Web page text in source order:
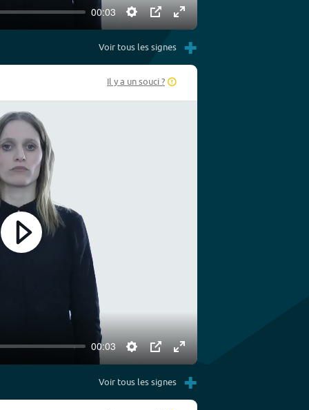
00:03
Settings
PIP Enter
fullscreen
Voir tous les signes +
Il y a un souci ?
00:03
Settings
PIP Enter
fullscreen
Play
Voir tous les signes +